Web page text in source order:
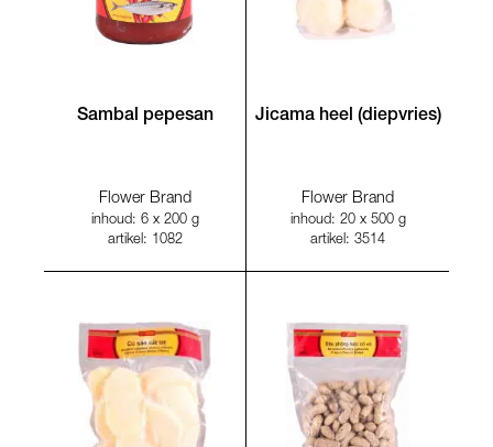
Sambal pepesan
Flower Brand
inhoud: 6 x 200 g
artikel: 1082
Jicama heel (diepvries)
Flower Brand
inhoud: 20 x 500 g
artikel: 3514